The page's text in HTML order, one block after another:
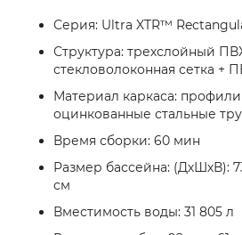
Серия: Ultra XTR™
Структура: трехслойный
стекловолоконная сетка +
Материал каркаса:
оцинкованные стальные
Время сборки: 60 мин
Размер бассейна: (ДхШхВ):
см
Вместимость воды: 31 805 л